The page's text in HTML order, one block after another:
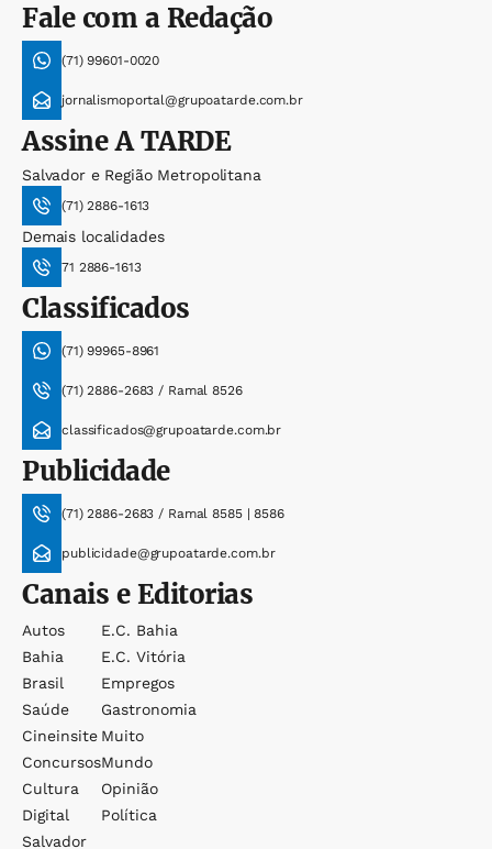
Fale com a Redação
(71) 99601-0020
jornalismoportal@grupoatarde.com.br
AssineA TARDE
Salvador e Região Metropolitana
(71) 2886-1613
Demais localidades
71 2886-1613
Classificados
(71) 99965-8961
(71) 2886-2683 / Ramal 8526
classificados@grupoatarde.com.br
Publicidade
(71) 2886-2683 / Ramal 8585 | 8586
publicidade@grupoatarde.com.br
Canais e Editorias
Autos
Bahia
Brasil
Saúde
Cineinsite
Concursos
Cultura
Digital
Salvador
E.c. Bahia
E.c. Vitória
Empregos
Gastronomia
Muito
Mundo
Opinião
Política